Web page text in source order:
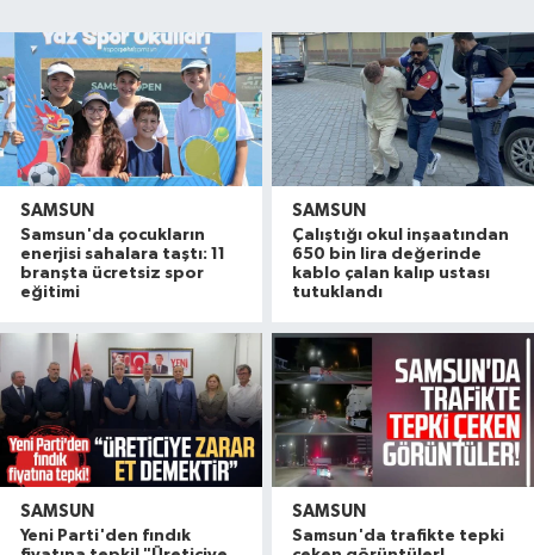
SAMSUN
Samsun'da çocukların
enerjisi sahalara taştı: 11
branşta ücretsiz spor
eğitimi
SAMSUN
Çalıştığı okul inşaatından
650 bin lira değerinde
kablo çalan kalıp ustası
tutuklandı
SAMSUN
Yeni Parti'den fındık
SAMSUN
Samsun'da trafikte tepki